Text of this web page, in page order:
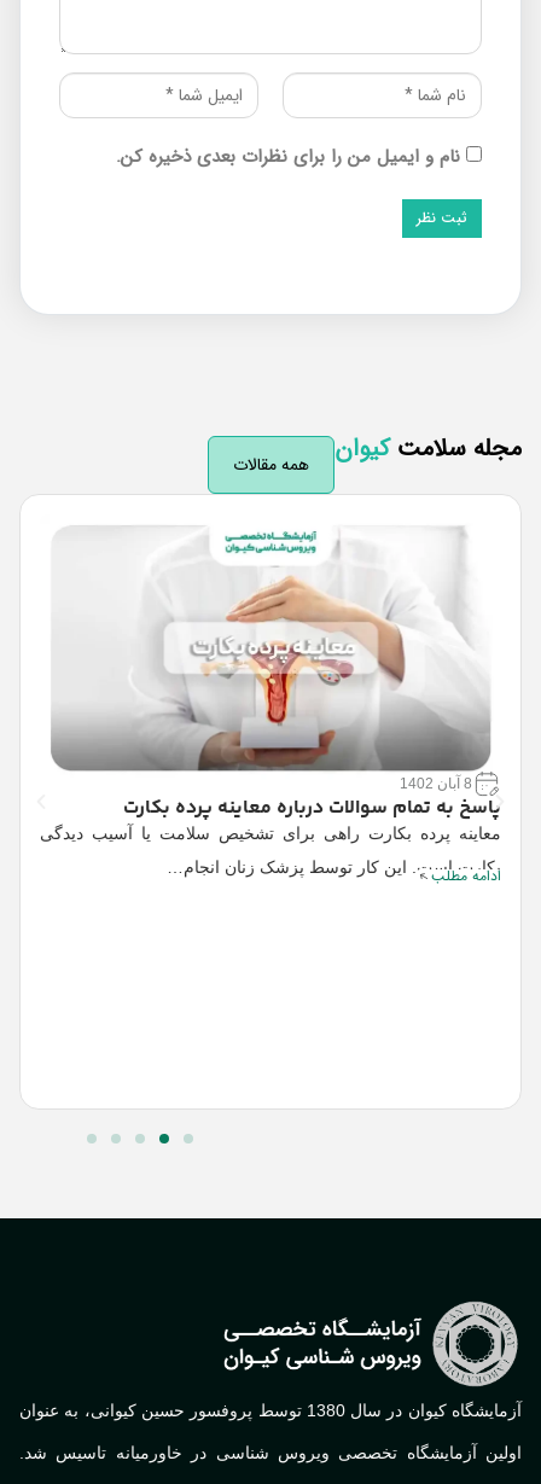
نام و ایمیل من را برای نظرات بعدی ذخیره کن.
سلامتکیوان همه مقالات
پاسخ به تمام سوالات درباره معاینه پرده بکارت
معاینه پرده بکارت راهی برای تشخیص سلامت یا آسیب دیدگی
بکارت است. این کار توسط پزشک زنان انجام…
ادامه مطلب
آزمایشگاه کیوان در سال 1380 توسط پروفسور حسین کیوانی، به عنوان
آزمایشگاه تخصصی ویروس شناسی در خاورمیانه تاسیس شد.